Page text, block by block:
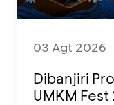
03 Agt 2026
Dibanjiri
UMKM